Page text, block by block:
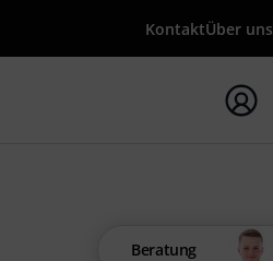
KontaktÜber uns
{searchTerm} starten
Beratung